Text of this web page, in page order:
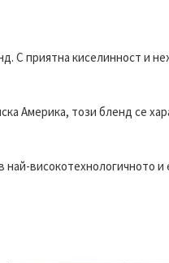
приятна киселинност и
Америка, този бленд се
високотехнологичното и